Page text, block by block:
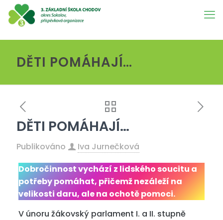
DĚTI POMÁHAJÍ…
DĚTI POMÁHAJÍ…
Publikováno
Iva Jurnečková
Dobročinnost vychází z lidského soucitu a
potřeby pomáhat, přičemž nezáleží na
velikosti daru, ale na ochotě pomoci.
V únoru žákovský parlament I. a II. stupně